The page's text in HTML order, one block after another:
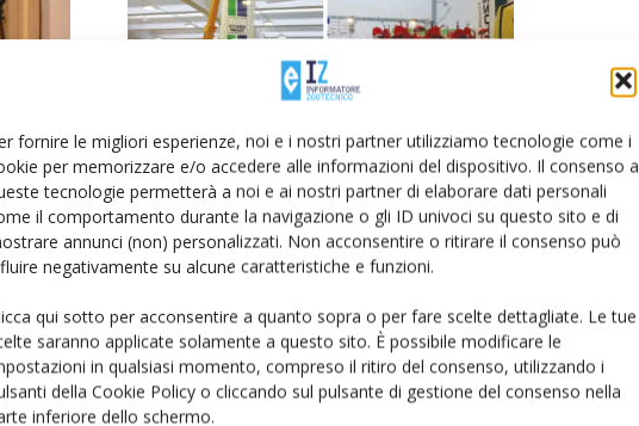
fornire le migliori esperienze, noi e i nostri partner utilizziamo tecnologie come i
per memorizzare e/o accedere alle informazioni del dispositivo. Il consenso a
tecnologie permetterà a noi e ai nostri partner di elaborare dati personali
il comportamento durante la navigazione o gli ID univoci su questo sito e di
annunci (non) personalizzati. Non acconsentire o ritirare il consenso può
negativamente su alcune caratteristiche e funzioni.
qui sotto per acconsentire a quanto sopra o per fare scelte dettagliate. Le tue
saranno applicate solamente a questo sito. È possibile modificare le
in qualsiasi momento, compreso il ritiro del consenso, utilizzando i
della Cookie Policy o cliccando sul pulsante di gestione del consenso nella
inferiore dello schermo.
è
redditività
Di Alessandra Ferretti 15 Febbraio 2017